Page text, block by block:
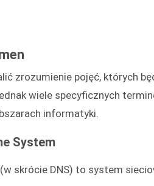
zrozumienie pojęć, których
wiele specyficznych
informatyki.
System
skrócie DNS) to system